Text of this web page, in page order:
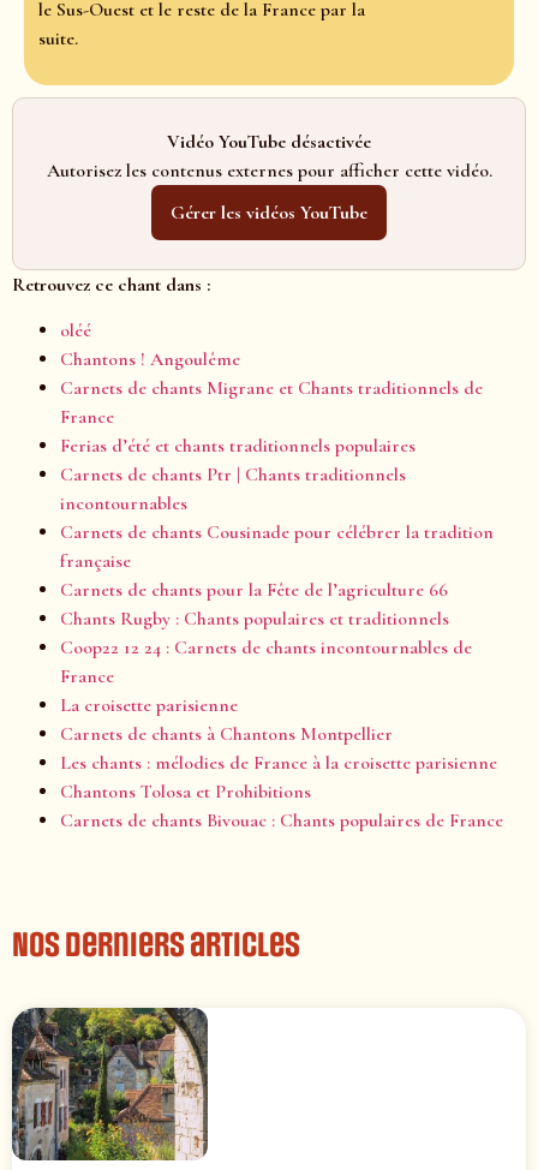
le Sus-Ouest et le reste de la France par la
suite.
Vidéo YouTube désactivée
Autorisez les contenus externes pour afficher cette vidéo.
Gérer les vidéos YouTube
Retrouvez ce chant dans :
oléé
Chantons ! Angoulême
Carnets de chants Migrane et Chants traditionnels de
France
Ferias d’été et chants traditionnels populaires
Carnets de chants Ptr | Chants traditionnels
incontournables
Carnets de chants Cousinade pour célébrer la tradition
française
Carnets de chants pour la Fête de l’agriculture 66
Chants Rugby : Chants populaires et traditionnels
Coop22 12 24 : Carnets de chants incontournables de
France
La croisette parisienne
Carnets de chants à Chantons Montpellier
Les chants : mélodies de France à la croisette parisienne
Chantons Tolosa et Prohibitions
Carnets de chants Bivouac : Chants populaires de France
Nos derniers articles